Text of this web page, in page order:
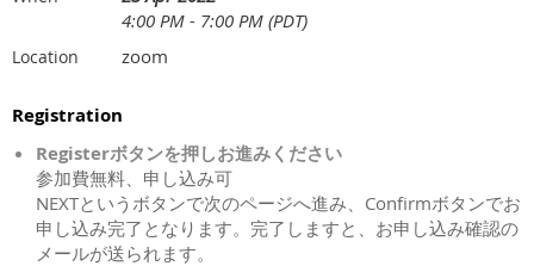
4:00 PM - 7:00 PM (PDT)
Location zoom
Registration
Registerボタンを押しお進みください
参加費無料、申し込み可
NEXTというボタンで次のページへ進み、Confirmボタンでお
申し込み完了となります。完了しますと、お申し込み確認の
メールが送られます。